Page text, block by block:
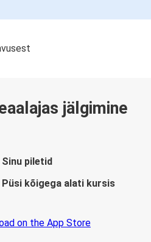
jälgimine
Sinu piletid
Püsi kõigega alati kursis